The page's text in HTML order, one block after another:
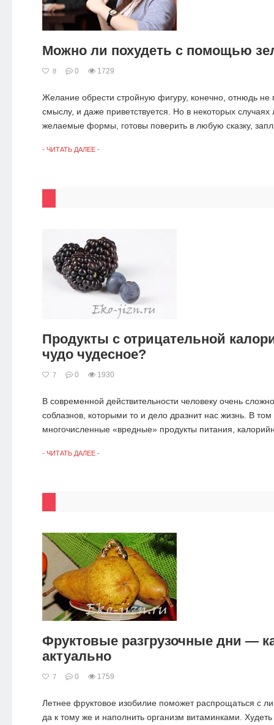
Можно ли похудеть с помощью
8 0 1729
Желание обрести стройную фигуру, конечно, отнюдь не
смыслу, и даже приветствуется. Но в некоторых
желаемые формы, готовы поверить в любую сказку,
- ЧИТАТЬ ДАЛЕЕ -
Продукты с отрицательной
чудо чудесное?
7 0 1930
В современной действительности человеку очень сложно
соблазнов, которыми то и дело дразнит нас жизнь. В
многочисленные «вредные» продукты питания,
- ЧИТАТЬ ДАЛЕЕ -
Фруктовые разгрузочные дни —
актуально
7 0 1759
Летнее фруктовое изобилие поможет распрощаться с
да к тому же и наполнить организм витаминками.